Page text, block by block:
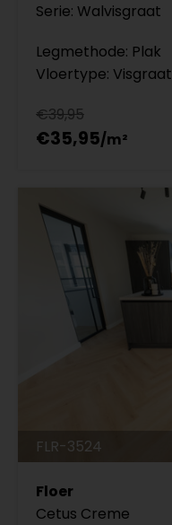
Serie: Walvisgraat
Legmethode: Plak
Vloertype: Visgraat
€39,95
€35,95
FLR-3524
Floer
Cetus Creme